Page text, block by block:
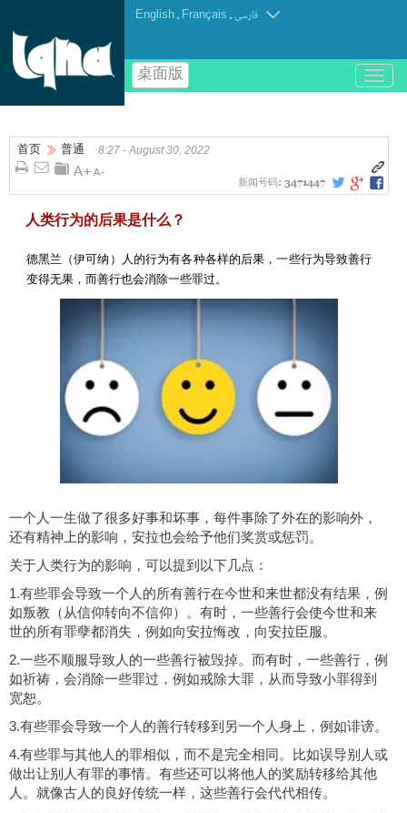
English . Français .فارسی
桌面版
باز
و
کردن
首页 普通 8:27 - August 30, 2022
新闻号码: 3471447
人类行为的后果是什么？
德黑兰（伊可纳）人的行为有各种各样的后果，一些行为导致善行
变得无果，而善行也会消除一些罪过。
一个人一生做了很多好事和坏事，每件事除了外在的影响外，
还有精神上的影响，安拉也会给予他们奖赏或惩罚。
关于人类行为的影响，可以提到以下几点：
1.有些罪会导致一个人的所有善行在今世和来世都没有结果，例
如叛教（从信仰转向不信仰）。有时，一些善行会使今世和来
世的所有罪孽都消失，例如向安拉悔改，向安拉臣服。
2.一些不顺服导致人的一些善行被毁掉。而有时，一些善行，例
如祈祷，会消除一些罪过，例如戒除大罪，从而导致小罪得到
宽恕。
3.有些罪会导致一个人的善行转移到另一个人身上，例如诽谤。
4.有些罪与其他人的罪相似，而不是完全相同。比如误导别人或
做出让别人有罪的事情。有些还可以将他人的奖励转移给其他
人。就像古人的良好传统一样，这些善行会代代相传。